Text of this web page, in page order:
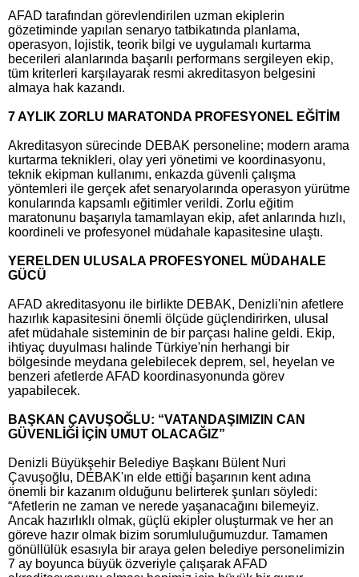
AFAD tarafından görevlendirilen uzman ekiplerin
gözetiminde yapılan senaryo tatbikatında planlama,
operasyon, lojistik, teorik bilgi ve uygulamalı kurtarma
becerileri alanlarında başarılı performans sergileyen ekip,
tüm kriterleri karşılayarak resmi akreditasyon belgesini
almaya hak kazandı.
7 AYLIK ZORLU MARATONDA PROFESYONEL EĞİTİM
Akreditasyon sürecinde DEBAK personeline; modern arama
kurtarma teknikleri, olay yeri yönetimi ve koordinasyonu,
teknik ekipman kullanımı, enkazda güvenli çalışma
yöntemleri ile gerçek afet senaryolarında operasyon yürütme
konularında kapsamlı eğitimler verildi. Zorlu eğitim
maratonunu başarıyla tamamlayan ekip, afet anlarında hızlı,
koordineli ve profesyonel müdahale kapasitesine ulaştı.
YERELDEN ULUSALA PROFESYONEL MÜDAHALE
GÜCÜ
AFAD akreditasyonu ile birlikte DEBAK, Denizli'nin afetlere
hazırlık kapasitesini önemli ölçüde güçlendirirken, ulusal
afet müdahale sisteminin de bir parçası haline geldi. Ekip,
ihtiyaç duyulması halinde Türkiye'nin herhangi bir
bölgesinde meydana gelebilecek deprem, sel, heyelan ve
benzeri afetlerde AFAD koordinasyonunda görev
yapabilecek.
BAŞKAN ÇAVUŞOĞLU: “VATANDAŞIMIZIN CAN
GÜVENLİĞİ İÇİN UMUT OLACAĞIZ”
Denizli Büyükşehir Belediye Başkanı Bülent Nuri
Çavuşoğlu, DEBAK'ın elde ettiği başarının kent adına
önemli bir kazanım olduğunu belirterek şunları söyledi:
“Afetlerin ne zaman ve nerede yaşanacağını bilemeyiz.
Ancak hazırlıklı olmak, güçlü ekipler oluşturmak ve her an
göreve hazır olmak bizim sorumluluğumuzdur. Tamamen
gönüllülük esasıyla bir araya gelen belediye personelimizin
7 ay boyunca büyük özveriyle çalışarak AFAD